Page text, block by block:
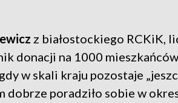
z białostockiego RCKiK,
donacji na 1000
w skali kraju pozostaje
dobrze poradziło sobie w